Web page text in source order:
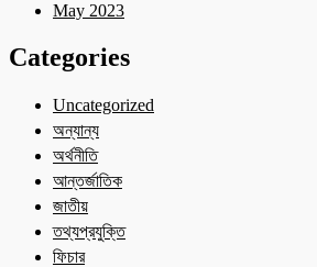
May 2023
Categories
Uncategorized
অন্যান্য
অর্থনীতি
আন্তর্জাতিক
জাতীয়
তথ্যপ্রযুক্তি
ফিচার